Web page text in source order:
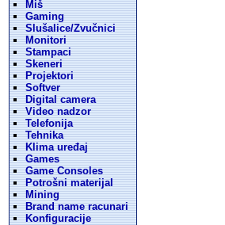
Miš
Gaming
Slušalice/Zvučnici
Monitori
Stampaci
Skeneri
Projektori
Softver
Digital camera
Video nadzor
Telefonija
Tehnika
Klima uređaj
Games
Game Consoles
Potrošni materijal
Mining
Brand name racunari
Konfiguracije